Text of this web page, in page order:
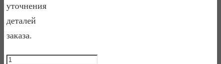
уточнения
деталей
заказа.
Количество